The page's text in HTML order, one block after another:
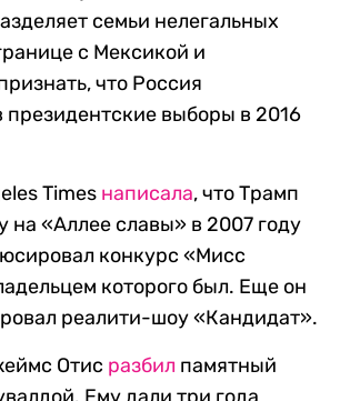
семьи нелегальных
с Мексикой и
что Россия
президентские выборы в 2016
Times написала, что Трамп
на «Аллее славы» в 2007 году
конкурс «Мисс
которого был. Еще он
реалити-шоу «Кандидат».
Отис разбил памятный